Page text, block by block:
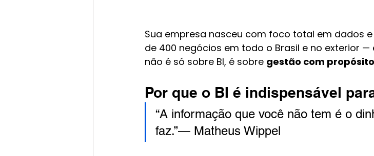
Sua empresa nasceu com foco total em dados
de 400 negócios em todo o Brasil e no exterior
não é só sobre BI, é sobre gestão com
Por que o BI é indispensável
“A informação que você não tem é o
faz.”— Matheus Wippel